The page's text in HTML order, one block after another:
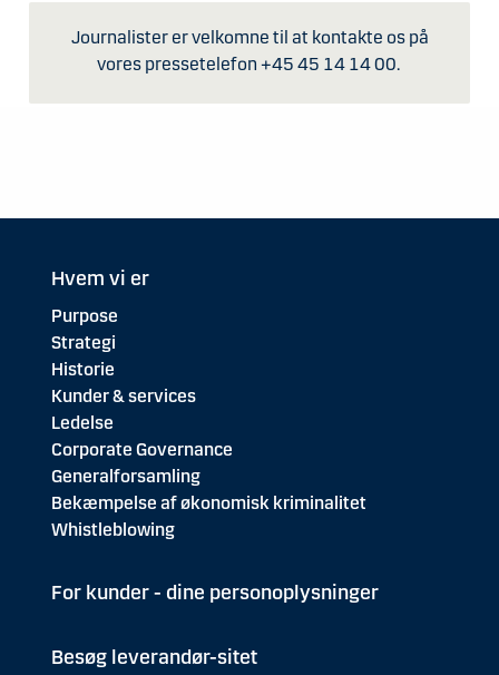
Journalister er velkomne til at kontakte os på
vores pressetelefon +45 45 14 14 00.
Hvem vi er
Purpose
Strategi
Historie
Kunder & services
Ledelse
Corporate Governance
Generalforsamling
Bekæmpelse af økonomisk kriminalitet
Whistleblowing
For kunder - dine personoplysninger
Besøg leverandør-sitet